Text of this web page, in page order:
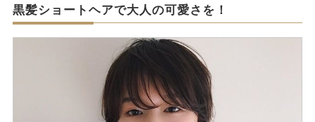
黒髪ショートヘアで大人の可愛さを！